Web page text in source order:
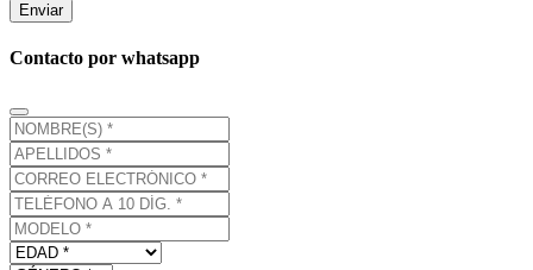
Enviar
Contacto por whatsapp